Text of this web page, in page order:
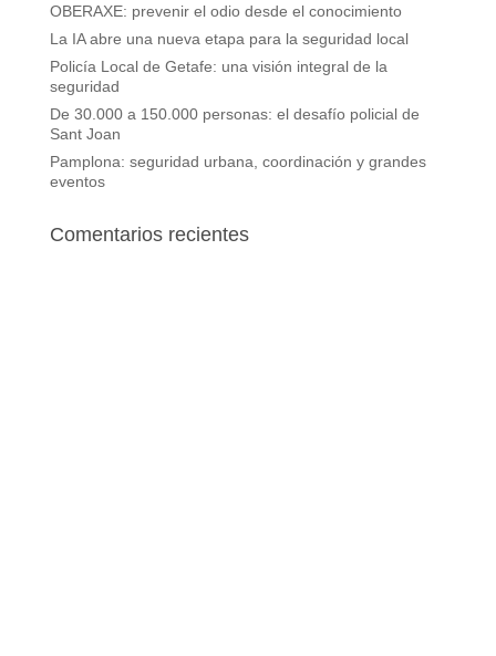
OBERAXE: prevenir el odio desde el conocimiento
La IA abre una nueva etapa para la seguridad local
Policía Local de Getafe: una visión integral de la
seguridad
De 30.000 a 150.000 personas: el desafío policial de
Sant Joan
Pamplona: seguridad urbana, coordinación y grandes
eventos
Comentarios recientes